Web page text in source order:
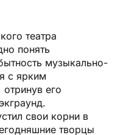
театра
понять
музыкально-
с ярким
его
свои корни в
творцы